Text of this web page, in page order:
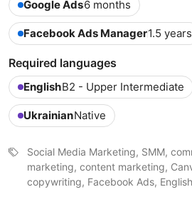
Google Ads6 months
Facebook Ads Manager1.5 years
Required languages
EnglishB2 - Upper Intermediate
UkrainianNative
Social Media Marketing, SMM,
marketing, content marketing,
copywriting, Facebook Ads, English